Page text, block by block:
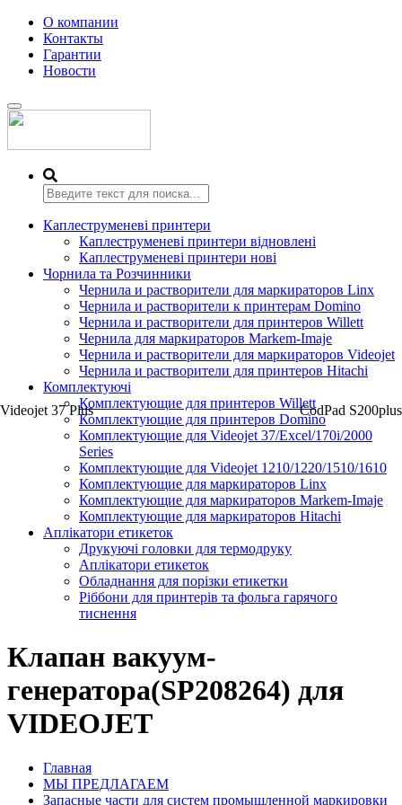
О компании
Контакты
Гарантии
Новости
Переключить
навигацию
Каплеструменеві принтери
Каплеструменеві принтери відновлені
Каплеструменеві принтери нові
Чорнила та Розчинники
Чернила и растворители для маркираторов Linx
Чернила и растворители к принтерам Domino
Чернила и растворители для принтеров Willett
Чернила для маркираторов Markem-Imaje
Чернила и растворители для маркираторов Videojet
Чернила и растворители для принтеров Hitachi
Комплектуючі
Комплектующие для принтеров Willett
Комплектующие для принтеров Domino
Комплектующие для Videojet 37/Excel/170i/2000
Series
Комплектующие для Videojet 1210/1220/1510/1610
Комплектующие для маркираторов Linx
Комплектующие для маркираторов Markem-Imaje
Комплектующие для маркираторов Hitachi
Аплікатори етикеток
Друкуючі головки для термодруку
Аплікатори етикеток
Обладнання для порізки етикетки
Ріббони для принтерів та фольга гарячого
тиснення
Клапан вакуум-
генератора(SP208264) для
VIDEOJET
Главная
МЫ ПРЕДЛАГАЕМ
Запасные части для систем промышленной маркировки
Videojet 37 Plus CodPad S200plus